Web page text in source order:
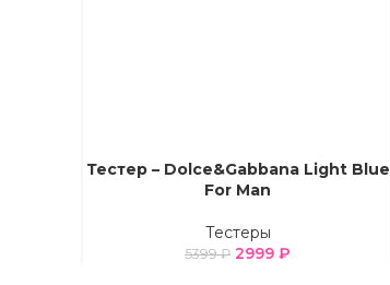
ВЫБЕРИТЕ ПАРАМЕТРЫ
Тестер – Dolce&Gabbana Light Blue
For Man
Тестеры
5399₽ 2999 ₽